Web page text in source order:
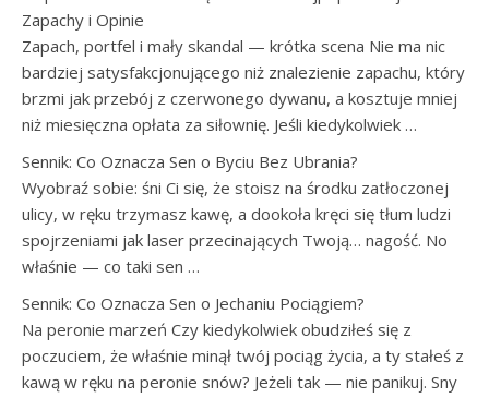
Zapachy i Opinie
Zapach, portfel i mały skandal — krótka scena Nie ma nic
bardziej satysfakcjonującego niż znalezienie zapachu, który
brzmi jak przebój z czerwonego dywanu, a kosztuje mniej
niż miesięczna opłata za siłownię. Jeśli kiedykolwiek …
Sennik: Co Oznacza Sen o Byciu Bez Ubrania?
Wyobraź sobie: śni Ci się, że stoisz na środku zatłoczonej
ulicy, w ręku trzymasz kawę, a dookoła kręci się tłum ludzi
spojrzeniami jak laser przecinających Twoją… nagość. No
właśnie — co taki sen …
Sennik: Co Oznacza Sen o Jechaniu Pociągiem?
Na peronie marzeń Czy kiedykolwiek obudziłeś się z
poczuciem, że właśnie minął twój pociąg życia, a ty stałeś z
kawą w ręku na peronie snów? Jeżeli tak — nie panikuj. Sny